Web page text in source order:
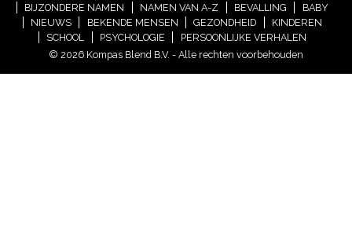
BIJZONDERE NAMEN
NAMEN VAN A-Z BEVALLING
BABY
NIEUWS
BEKENDE MENSEN GEZONDHEID
KINDEREN
SCHOOL
PSYCHOLOGIE
PERSOONLIJKE VERHALEN
© 2026 Kompas Blend B.V. - Alle rechten voorbehouden